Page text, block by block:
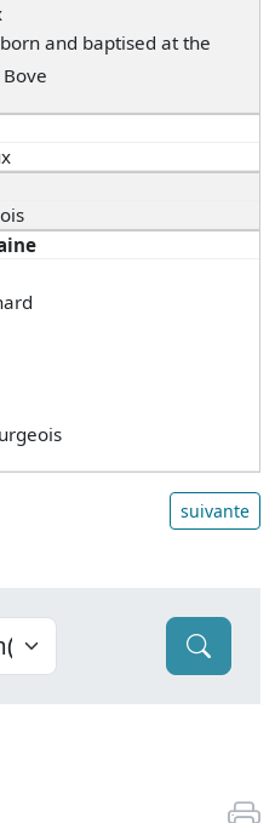
and baptised at the
suivante